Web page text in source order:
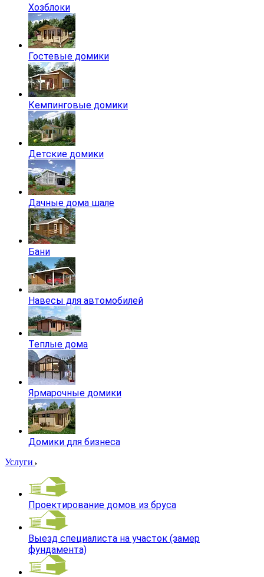
Хозблоки
Гостевые домики
Кемпинговые домики
Детские домики
Дачные дома шале
Бани
Навесы для автомобилей
Теплые дома
Ярмарочные домики
Домики для бизнеса
Услуги
Проектирование домов из бруса
Выезд специалиста на участок (замер
фундамента)